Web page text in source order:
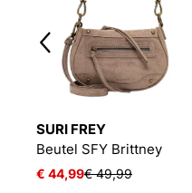
SURI FREY
Beutel SFY Brittney
€ 44,99€ 49,99